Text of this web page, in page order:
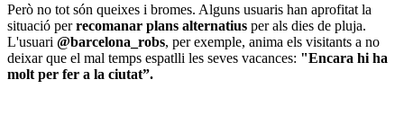
Però no tot són queixes i bromes. Alguns usuaris han aprofitat la
situació perrecomanar plans alternatius per als dies de pluja.
L'usuari @barcelona_robs, per exemple, anima els visitants a no
deixar que el mal temps espatlli les seves vacances: "Encara hi ha
molt per fer a la ciutat”.